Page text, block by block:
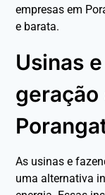
empresas em
e barata.
Usinas
As usinas e
uma alternativa